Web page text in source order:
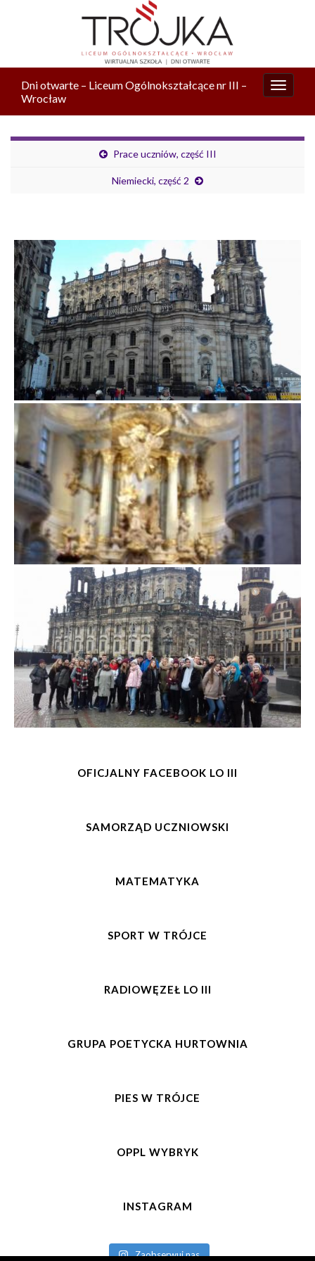
Dni otwarte – Liceum Ogólnokształcące nr III –
Wrocław
Prace uczniów, część III
Niemiecki, część 2
OFICJALNY FACEBOOK LO III
SAMORZĄD UCZNIOWSKI
MATEMATYKA
SPORT W TRÓJCE
RADIOWĘZEŁ LO III
GRUPA POETYCKA HURTOWNIA
PIES W TRÓJCE
OPPL WYBRYK
INSTAGRAM
Zaobserwuj nas